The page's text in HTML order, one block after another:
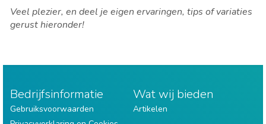
Veel plezier, en deel je eigen ervaringen, tips of variaties
gerust hieronder!
Bedrijfsinformatie
Gebruiksvoorwaarden
Wat wij bieden
Artikelen